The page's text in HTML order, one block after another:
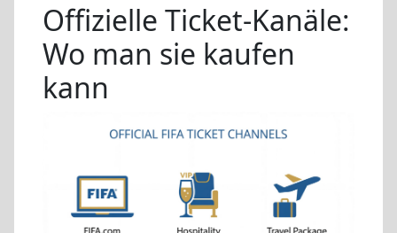
Offizielle Ticket-Kanäle:
Wo man sie kaufen
kann